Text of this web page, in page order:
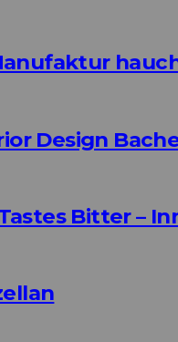
Design
Bitter –